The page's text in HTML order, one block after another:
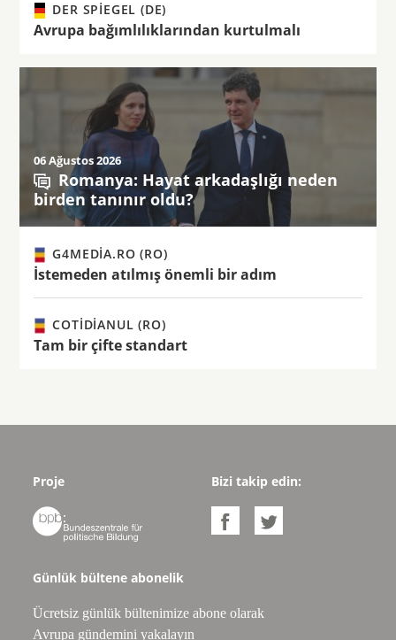
DER SPIEGEL (DE)
Avrupa bağımlılıklarından kurtulmalı
06 Ağustos 2026
Romanya: Hayat arkadaşlığı neden
birden tanınır oldu?
G4MEDIA.RO (RO)
İstemeden atılmış önemli bir adım
COTIDIANUL (RO)
Tam bir çifte standart
Proje

Bizi takip edin:
 
Günlük bültene abonelik
Ücretsiz günlük bültenimize abone olarak
Avrupa gündemini yakalayın